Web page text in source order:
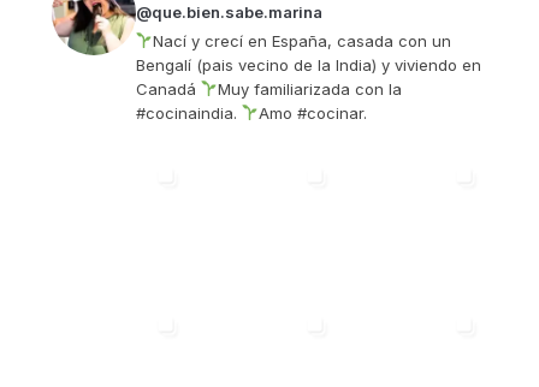
@que.bien.sabe.marina
Nací y crecí en España, casada con un
Bengalí (pais vecino de la India) y viviendo en
Canadá
Muy familiarizada con la
#cocinaindia.
Amo #cocinar.